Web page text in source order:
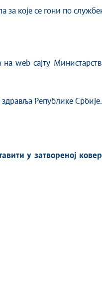
за које се гони по
web сајту
Републике Србије.
у затвореној